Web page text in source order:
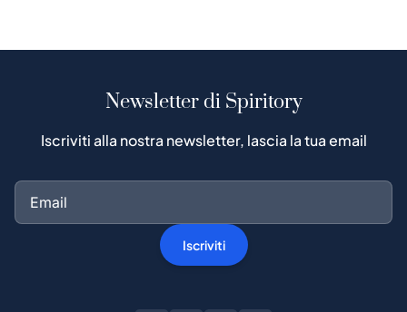
Newsletter di Spiritory
Iscriviti alla nostra newsletter, lascia la tua email
Iscriviti